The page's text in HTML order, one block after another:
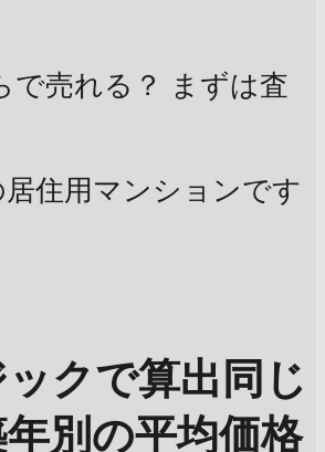
で売れる？
まずは査
住用マンションです
クで算出 同じ
別の平均価格